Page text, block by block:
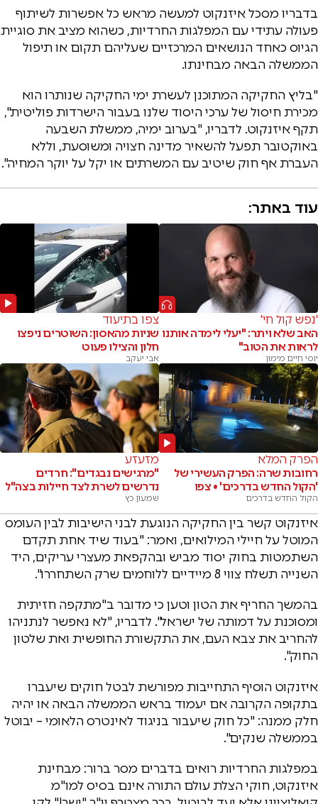
בדבריו מסכל איזנקוט למעשה מראש כל אפשרות לשיתוף
פעולה עתידי עם המפלגות החרדיות, כשהוא מציב את סוגיית
הגיוס כאחד הנושאים המרכזיים שעליהם תקום או תיפול
הממשלה הבאה מבחינתו.
"בליץ החקיקה המתוכנן לעשרת ימי החקיקה שנותרו הוא
מכירת חיסול של ערכי היסוד שלנו בעבור הישרדות פוליטית",
תקף איזנקוט. לדבריו, "בערוב ימיה, ממשלת השבעה
באוקטובר תפעל להשאיר מדינה חצויה ומשוסעת, וללא
העברת אף חוק שיטיב עם המשרתים או יקל על יוקר המחיה".
עוד באתר:
'נפש קול חי'
האב שלא ויתר: "יעלי לימדה אותנו
לראות את הטוב"
יוסי חיים מימון
צפו בתיעוד
שניות מהאסון: השוטרים ניפצו
חלון והצילו פעוט
אבי יעקב
הפרק המלא
רחובות שרה: הפרק העשירי של
'הקול החדש בדרכים' • צפו
הקול החדש בדרכים
מזעזע
"מרגישים נבגדים": חרדים
נדרשים לשרת לצד חיילות בצה"ל
שמעון כץ
איזנקוט קשר בין החקיקה הנוגעת לבני הישיבות לבין העומס
המוטל על חיילי המילואים, ואמר: "בעוד שיד אחת תקדם
השתמטות בחוק יסוד מביש ובהקפאת מעצרי עריקים, היד
השנייה תשלח צווי 8 מיידיים ללוחמים שרק השתחררו".
בהמשך החריף את הטון וטען כי מדובר ב"מתקפה חזיתית
ומסוכנת על דמותה של ישראל". לדבריו, "לא נאפשר לנתניהו
להחריב את צבא העם, את התקשורת החופשית ואת שלטון
החוק".
איזנקוט הוסיף התחייבות מפורשת לבטל חוקים שיעברו
בתקופה הקרובה אם יעמוד בראש הממשלה הבאה או יהיה
חלק ממנה: "כל חוק שיעבור בניגוד לאינטרס הלאומי – יבוטל
בממשלה שנקים".
במפלגות החרדיות רואים בדברים מסר ברור: מבחינת
איזנקוט, חוקי הצלת עולם התורה אינם בסיס למו"מ